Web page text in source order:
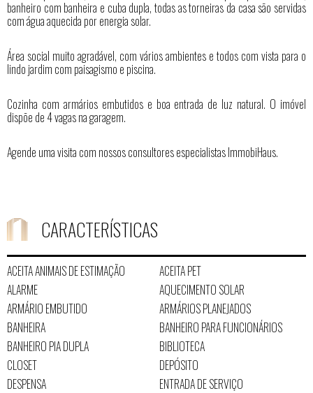
banheiro com banheira e cuba dupla, todas as torneiras da casa são servidas
com água aquecida por energia solar.
Área social muito agradável, com vários ambientes e todos com vista para o
lindo jardim com paisagismo e piscina.
Cozinha com armários embutidos e boa entrada de luz natural. O imóvel
dispõe de 4 vagas na garagem.
Agende uma visita com nossos consultores especialistas ImmobiHaus.
CARACTERÍSTICAS
ACEITA ANIMAIS DE ESTIMAÇÃO
ACEITA PET
ALARME
AQUECIMENTO SOLAR
ARMÁRIO EMBUTIDO
ARMÁRIOS PLANEJADOS
BANHEIRA
BANHEIRO PARA FUNCIONÁRIOS
BANHEIRO PIA DUPLA
BIBLIOTECA
CLOSET
DEPÓSITO
DESPENSA
ENTRADA DE SERVIÇO